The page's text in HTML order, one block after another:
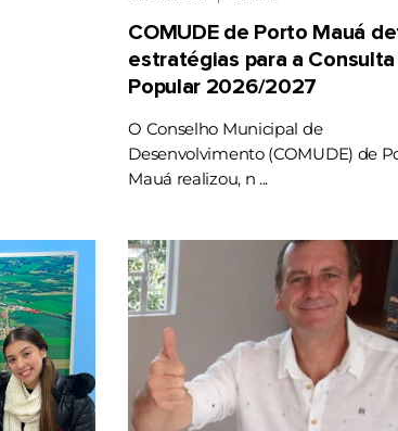
COMUDE de Porto Mauá
estratégias para a Consulta
Popular 2026/2027
O Conselho Municipal de
Desenvolvimento (COMUDE) de
Mauá realizou, n ...